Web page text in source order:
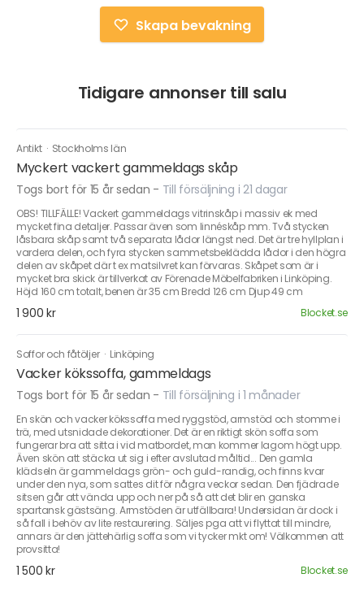
Skapa bevakning
Tidigare annonser till salu
Antikt · Stockholms län
Myckert vackert gammeldags skåp
Togs bort för 15 år sedan - Till försäljning i 21 dagar
OBS! TILLFÄLLE! Vackert gammeldags vitrinskåp i massiv ek med
mycket fina detaljer. Passar även som linnéskåp mm. Två stycken
låsbara skåp samt två separata lådor längst ned. Det är tre hyllplan i
vardera delen, och fyra stycken sammetsbeklädda lådor i den högra
delen av skåpet där t ex matsilvret kan förvaras. Skåpet som är i
mycket bra skick är tillverkat av Förenade Möbelfabriken i Linköping.
Höjd 160 cm totalt, benen är 35 cm Bredd 126 cm Djup 49 cm
1 900 kr Blocket.se
Soffor och fåtöljer · Linköping
Vacker kökssoffa, gammeldags
Togs bort för 15 år sedan - Till försäljning i 1 månader
En skön och vacker kökssoffa med ryggstöd, armstöd och stomme i
trä, med utsnidade dekorationer. Det är en riktigt skön soffa som
fungerar bra att sitta i vid matbordet, man kommer lagom högt upp.
Även skön att stäcka ut sig i efter avslutad måltid... Den gamla
klädseln är gammeldags grön- och guld-randig, och finns kvar
under den nya, som sattes dit för några veckor sedan. Den fjädrade
sitsen går att vända upp och ner på så att det blir en ganska
spartansk gästsäng. Armstöden är utfällbara! Undersidan är dock i
så fall i behöv av lite restaurering. Säljes pga att vi flyttat till mindre,
annars är den jättehärlig soffa som vi tycker mkt om! Välkommen att
provsitta!
1 500 kr Blocket.se